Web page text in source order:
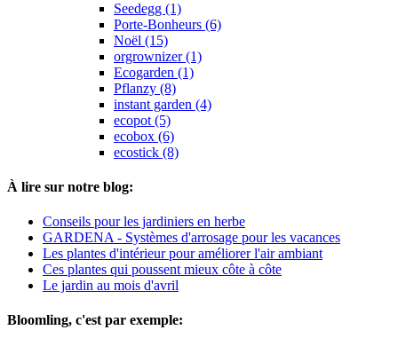
Seedegg (1)
Porte-Bonheurs (6)
Noël (15)
orgrownizer (1)
Ecogarden (1)
Pflanzy (8)
instant garden (4)
ecopot (5)
ecobox (6)
ecostick (8)
À lire sur notre blog:
Conseils pour les jardiniers en herbe
GARDENA - Systèmes d'arrosage pour les vacances
Les plantes d'intérieur pour améliorer l'air ambiant
Ces plantes qui poussent mieux côte à côte
Le jardin au mois d'avril
Bloomling, c'est par exemple: